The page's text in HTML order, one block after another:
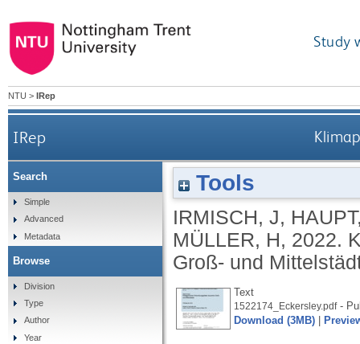
Study
NTU > IRep
IRep
Tools
IRMISCH, J,
MÜLLER, H, 2022.
Groß- und
Text
1522174_Eckersley.pdf-
Download (3MB)
Search
Simple
Advanced
Metadata
Browse
Division
Type
Author
Year